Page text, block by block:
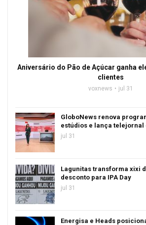
Aniversário do Pão de Açúcar ganha
clientes
voxnews jul 31
GloboNews renova
estúdios e lança telejornal
jul 31
Lagunitas transforma xixi
desconto para IPA Day
jul 31
Energisa e Heads